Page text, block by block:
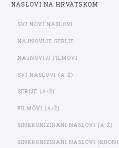
NASLOVI NA HRVATSKOM
SVI NOVI NASLOVI
NAJNOVIJE SERIJE
NAJNOVIJI FILMOVI
SVI NASLOVI (A-Ž)
SERIJE (A-Ž)
FILMOVI (A-Ž)
SINKRONIZIRANI NASLOVI (A-Ž)
SINKRONIZIRANI NASLOVI